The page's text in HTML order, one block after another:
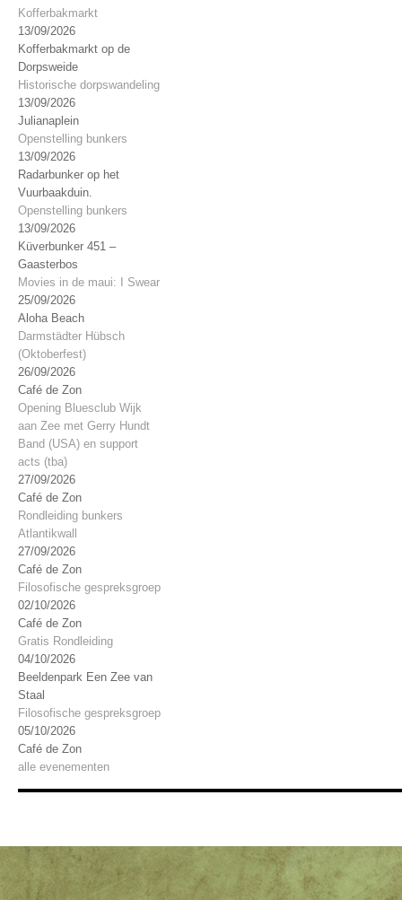
Kofferbakmarkt
13/09/2026
Kofferbakmarkt op de
Dorpsweide
Historische dorpswandeling
13/09/2026
Julianaplein
Openstelling bunkers
13/09/2026
Radarbunker op het
Vuurbaakduin.
Openstelling bunkers
13/09/2026
Küverbunker 451 –
Gaasterbos
Movies in de maui: I Swear
25/09/2026
Aloha Beach
Darmstädter Hübsch
(Oktoberfest)
26/09/2026
Café de Zon
Opening Bluesclub Wijk
aan Zee met Gerry Hundt
Band (USA) en support
acts (tba)
27/09/2026
Café de Zon
Rondleiding bunkers
Atlantikwall
27/09/2026
Café de Zon
Filosofische gespreksgroep
02/10/2026
Café de Zon
Gratis Rondleiding
04/10/2026
Beeldenpark Een Zee van
Staal
Filosofische gespreksgroep
05/10/2026
Café de Zon
alle evenementen